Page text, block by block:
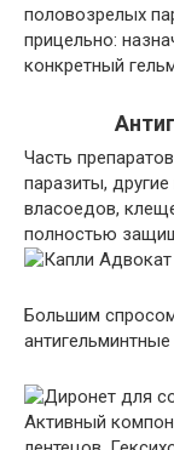
половозрелых
прицельно:
конкретный
Часть
паразиты,
власоедов,
полностью
Большим
Активный